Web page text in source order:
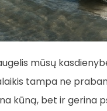
mūsų
tampa ne
kūną, bet ir gerina